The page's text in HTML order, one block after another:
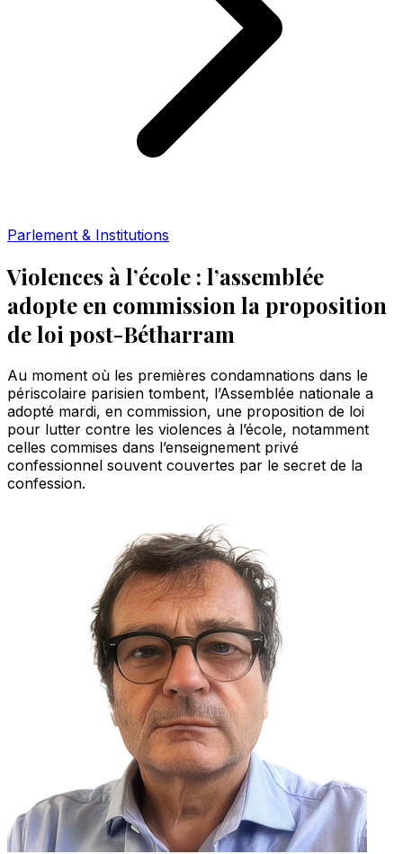
Parlement & Institutions
Violences à l’école : l’assemblée
adopte en commission la proposition
de loi post-Bétharram
Au moment où les premières condamnations dans le
périscolaire parisien tombent, l’Assemblée nationale a
adopté mardi, en commission, une proposition de loi
pour lutter contre les violences à l’école, notamment
celles commises dans l’enseignement privé
confessionnel souvent couvertes par le secret de la
confession.